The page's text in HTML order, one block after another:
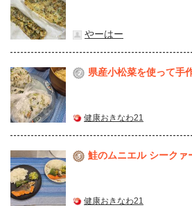
やーはー
2 県産⼩松菜を使って⼿
健康おきなわ21
3 鮭のムニエル シークァ
健康おきなわ21